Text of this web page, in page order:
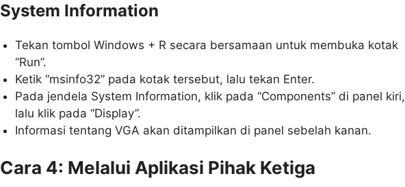
System Information
Tekan tombol Windows + R secara bersamaan untuk membuka kotak
“Run”.
Ketik “msinfo32” pada kotak tersebut, lalu tekan Enter.
Pada jendela System Information, klik pada “Components” di panel kiri,
lalu klik pada “Display”.
Informasi tentang VGA akan ditampilkan di panel sebelah kanan.
Cara 4: Melalui Aplikasi Pihak Ketiga